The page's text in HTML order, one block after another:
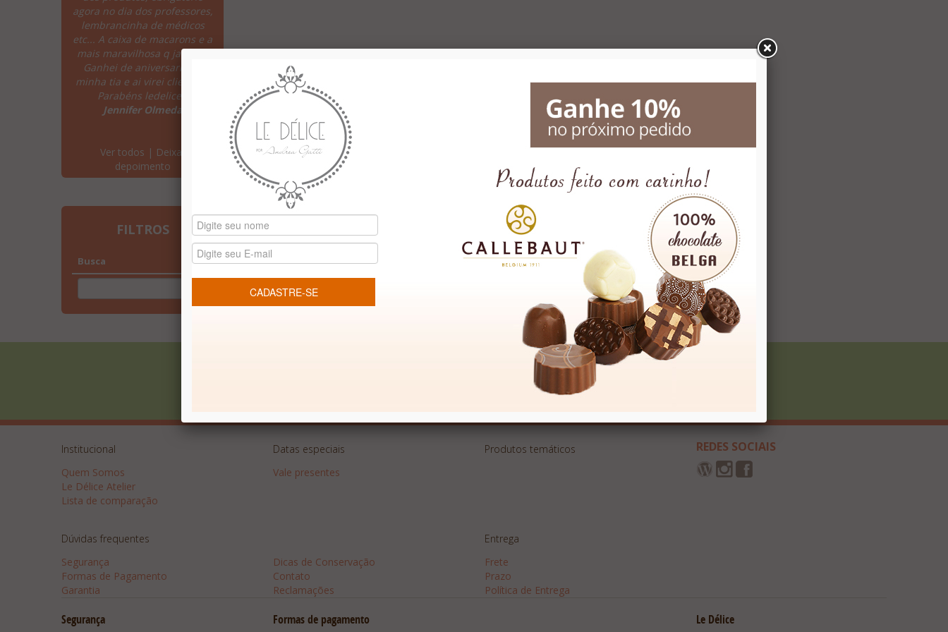
agora no dia dos professores,
lembrancinha de médicos
etc... A caixa de macarons e a
mais maravilhosa q ja comi!
Ganhei de aniversario da
minha tia e ai virei cliente!!!!
Parabéns ledelice!"
Jennifer Olmeda
perdicao... Adorei as
embalagens, são muito
delicadas, refinadas e
criativas!!!! Sucesso sempre e
serei uma cliente..."
Carla Taniguti
agora tenhamos a Le Délice
fornecedora. Muito
obrigado!"
Lincoln Firoozmand
Ver todos | Deixar
depoimento
FILTROS
Busca
Institucional
Quem Somos
Le Délice Atelier
Lista de comparação
Datas especiais
Vale presentes
Produtos temáticos REDES SOCIAIS
Dúvidas frequentes
Segurança
Formas de Pagamento
Garantia
Dicas de Conservação
Contato
Reclamações
Entrega
Frete
Prazo
Política de Entrega
Segurança Formas de pagamento Le Délice